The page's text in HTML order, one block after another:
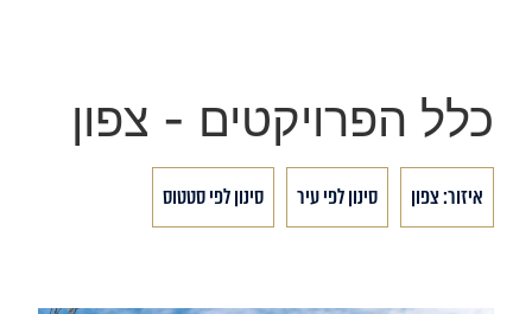
כלל הפרויקטים - צפון
איזור: צפון סינון לפי עיר סינון לפי סטטוס